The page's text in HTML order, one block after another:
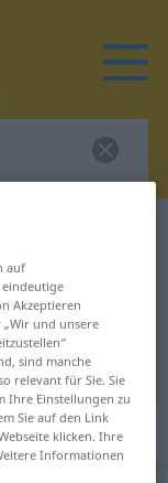
für
auf
Akzeptieren
und unsere
sind manche
relevant für Sie. Sie
Ihre Einstellungen zu
Sie auf den Link
klicken. Ihre
Informationen